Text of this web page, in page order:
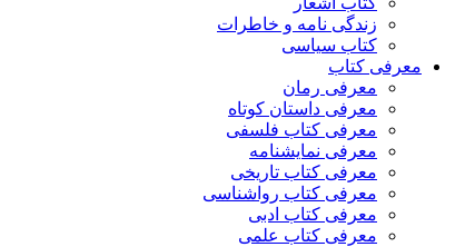
زندگی نامه و خاطرات
کتاب سیاسی
معرفی کتاب
معرفی رمان
معرفی داستان کوتاه
معرفی کتاب فلسفی
معرفی نمایشنامه
معرفی کتاب تاریخی
معرفی کتاب رواشناسی
معرفی کتاب ادبی
معرفی کتاب علمی